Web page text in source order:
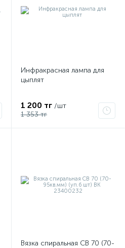
Инфракрасная лампа для
цыплят
1 200 тг /шт
1 353 тг
Вязка спиральная СВ 70 (70-